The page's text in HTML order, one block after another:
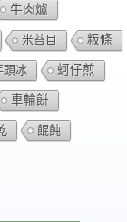
牛肉爐
米苔目 粄條
頭冰 蚵仔煎
車輪餅
餛飩